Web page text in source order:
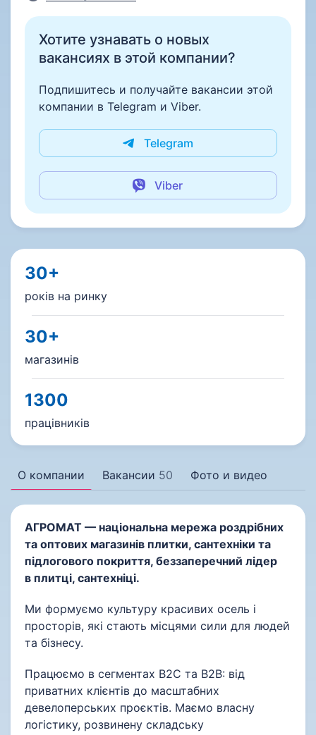
Хотите узнавать о новых
вакансиях в этой компании?
Подпишитесь и получайте вакансии этой
компании в Telegram и Viber.
Telegram
Viber
30+
років на ринку
30+
магазинів
1300
працівників
О компании Вакансии 50 Фото и видео
АГРОМАТ — національна мережа роздрібних
та оптових магазинів плитки, сантехніки та
підлогового покриття, беззаперечний лідер
в плитці, сантехніці.
Ми формуємо культуру красивих осель і
просторів, які стають місцями сили для людей
та бізнесу.
Працюємо в сегментах B2C та B2B: від
приватних клієнтів до масштабних
девелоперських проєктів. Маємо власну
логістику, розвинену складську